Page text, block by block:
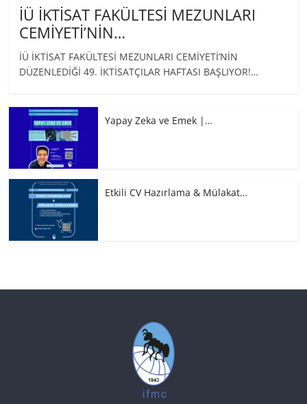
İÜ İKTİSAT FAKÜLTESİ MEZUNLARI
CEMİYETİ’NİN…
İÜ İKTİSAT FAKÜLTESİ MEZUNLARI CEMİYETİ’NİN
DÜZENLEDİĞİ 49. İKTİSATÇILAR HAFTASI BAŞLIYOR!…
Yapay Zeka ve Emek |…
Etkili CV Hazırlama & Mülakat…